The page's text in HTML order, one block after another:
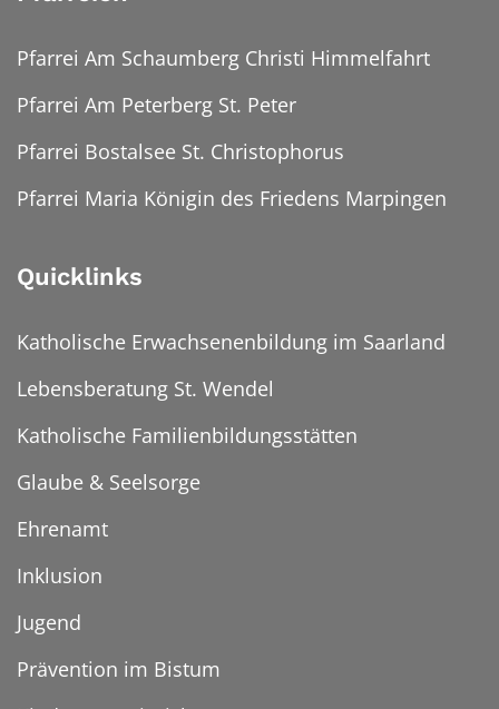
Pfarrei Am Schaumberg Christi Himmelfahrt
Pfarrei Am Peterberg St. Peter
Pfarrei Bostalsee St. Christophorus
Pfarrei Maria Königin des Friedens Marpingen
Quicklinks
Katholische Erwachsenenbildung im Saarland
Lebensberatung St. Wendel
Katholische Familienbildungsstätten
Glaube & Seelsorge
Ehrenamt
Inklusion
Jugend
Prävention im Bistum